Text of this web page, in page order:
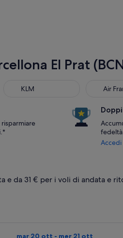
El Prat
KLM Air
Air France
Accedi
e da 31 € per i voli di andata e
mar 20 ott - mer 21 ott